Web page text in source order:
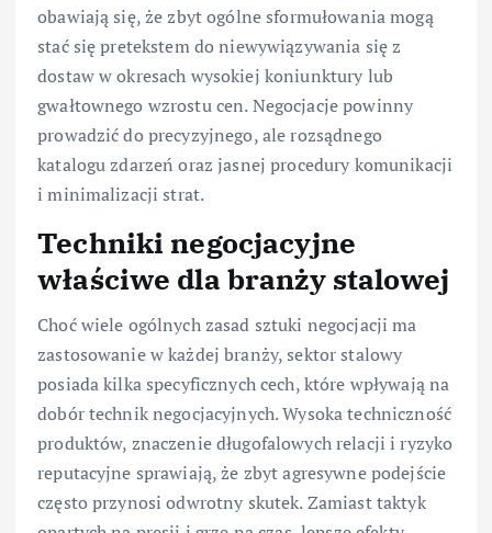
obawiają się, że zbyt ogólne sformułowania mogą
stać się pretekstem do niewywiązywania się z
dostaw w okresach wysokiej koniunktury lub
gwałtownego wzrostu cen. Negocjacje powinny
prowadzić do precyzyjnego, ale rozsądnego
katalogu zdarzeń oraz jasnej procedury komunikacji
i minimalizacji strat.
Techniki negocjacyjne
właściwe dla branży stalowej
Choć wiele ogólnych zasad sztuki negocjacji ma
zastosowanie w każdej branży, sektor stalowy
posiada kilka specyficznych cech, które wpływają na
dobór technik negocjacyjnych. Wysoka techniczność
produktów, znaczenie długofalowych relacji i ryzyko
reputacyjne sprawiają, że zbyt agresywne podejście
często przynosi odwrotny skutek. Zamiast taktyk